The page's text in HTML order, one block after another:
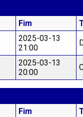
Fim
2025-03-13
21:00
2025-03-13
20:00
Fim